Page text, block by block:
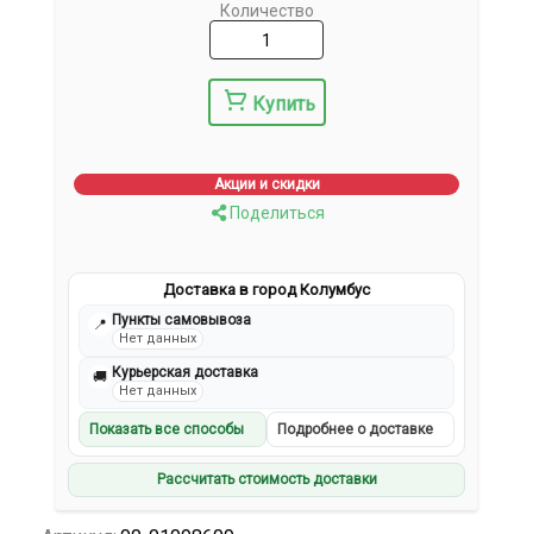
Количество
Купить
Акции и скидки
Поделиться
Доставка в город Колумбус
📍 Пункты самовывоза
Нет данных
🚚 Курьерская доставка
Нет данных
Показать все способы Подробнее о доставке
Рассчитать стоимость доставки